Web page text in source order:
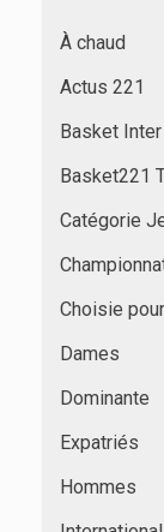
À chaud
Actus 221
Basket Inter
Basket221
Catégorie
Choisie
Dames
Dominante
Expatriés
Hommes